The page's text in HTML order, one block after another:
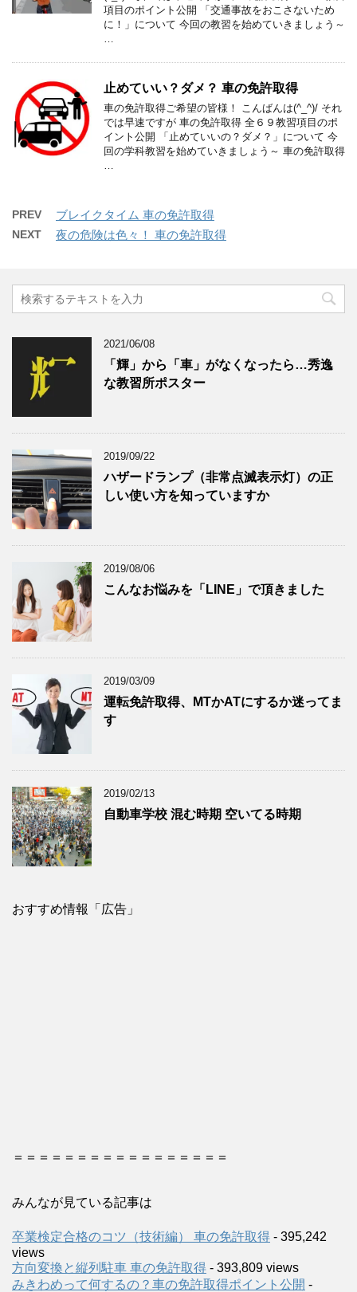
項目のポイント公開 「交通事故をおこさないため
に！」について 今回の教習を始めていきましょう～
止めていい？ダメ？ 車の免許取得
車の免許取得ご希望の皆様！ こんばんは(^_^)/ それ
では早速ですが 車の免許取得 全６９教習項目のポ
イント公開 「止めていいの？ダメ？」について 今
回の学科教習を始めていきましょう～ 車の免許取得
PREV ブレイクタイム 車の免許取得
NEXT 夜の危険は色々！ 車の免許取得
2021/06/08
「輝」から「車」がなくなったら…秀逸
な教習所ポスター
2019/09/22
ハザードランプ（非常点滅表示灯）の正
しい使い方を知っていますか
2019/08/06
こんなお悩みを「LINE」で頂きました
2019/03/09
運転免許取得、MTかATにするか迷ってま
す
2019/02/13
自動車学校 混む時期 空いてる時期
おすすめ情報「広告」
＝＝＝＝＝＝＝＝＝＝＝＝＝＝＝＝＝
みんなが見ている記事は
卒業検定合格のコツ（技術編） 車の免許取得 - 395,242
views
方向変換と縦列駐車 車の免許取得 - 393,809 views
みきわめって何するの？車の免許取得ポイント公開 -